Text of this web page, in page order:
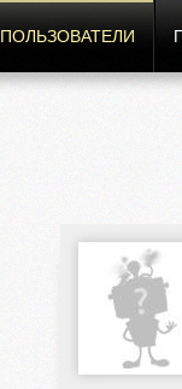
ПОЛЬЗОВАТЕЛИ